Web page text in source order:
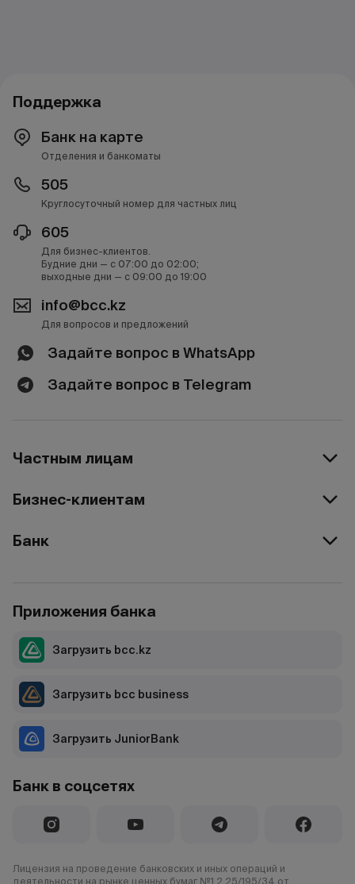
Поддержка
Банк на карте
Отделения и банкоматы
505
Круглосуточный номер для частных лиц
605
Для бизнес-клиентов.
Будние дни — с 07:00 до 02:00;
выходные дни — с 09:00 до 19:00
info@bcc.kz
Для вопросов и предложений
Задайте вопрос в WhatsApp
Задайте вопрос в Telegram
Частным лицам
Бизнес-клиентам
Банк
Банк в соцсетях
Приложения банка
Загрузить bcc.kz
Загрузить bcc business
Загрузить JuniorBank
Лицензия на проведение банковских и иных операций и
деятельности на рынке ценных бумаг №1.2.25/195/34 от